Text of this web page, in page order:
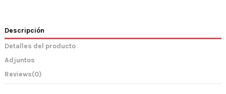
Descripción
Detalles del producto
Adjuntos
Reviews(0)